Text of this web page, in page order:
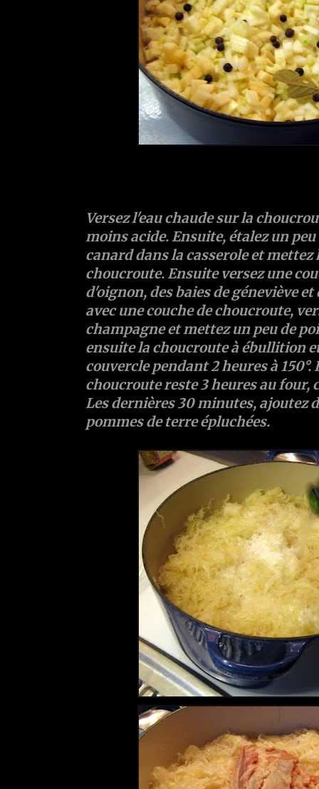
Versez l'eau chaude sur la
moins acide. Ensuite, étalez un
canard dans la casserole et mettez
choucroute. Ensuite versez une
d'oignon, desbaies de génevièveet
avec une couche de choucroute,
champagneet mettez un peu de
ensuite la choucroute à ébullition
couvercle pendant 2 heures à 150°.
choucroute reste 3 heures au four,
Les dernières 30 minutes, ajoutez
pommes de terre épluchées.